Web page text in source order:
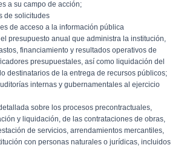
a su campo de acción;
de solicitudes
de acceso a la información pública
presupuesto anual que administra la institución,
financiamiento y resultados operativos de
presupuestales, así como liquidación del
destinatarios de la entrega de recursos públicos;
internas y gubernamentales al ejercicio
sobre los procesos precontractuales,
y liquidación, de las contrataciones de obras,
de servicios, arrendamientos mercantiles,
con personas naturales o jurídicas, incluidos